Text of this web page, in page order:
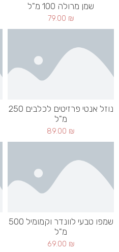
שמן מרולה 100 מ"ל
79.00 ₪
נוזל אנטי פרזיטים לכלבים 250
מ"ל
89.00 ₪
שמפו טבעי לוונדר וקמומיל 500
מ"ל
69.00 ₪